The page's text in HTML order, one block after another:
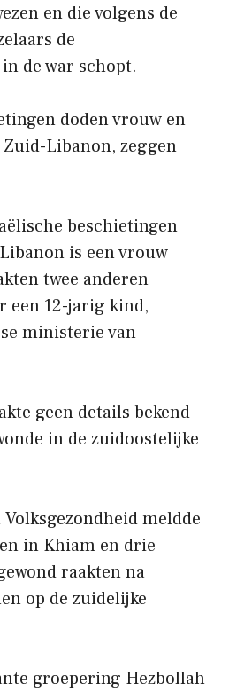
en die volgens de
de
de war schopt.
doden vrouw en
Libanon, zeggen
beschietingen
is een vrouw
twee anderen
een 12-jarig kind,
ministerie van
geen details bekend
in de zuidoostelijke
meldde
in Khiam en drie
raakten na
op de zuidelijke
groepering Hezbollah